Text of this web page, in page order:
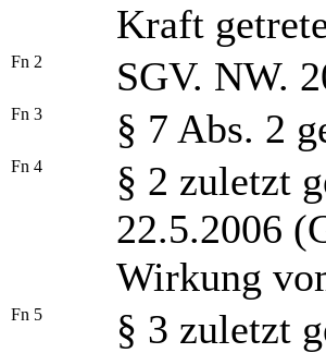
Kraft
Fn 2 SGV. NW.
Fn 3 § 7 Abs. 2
Fn 4
§ 2 zuletzt
22.5.2006
Wirkung
Fn 5
§ 3 zuletzt